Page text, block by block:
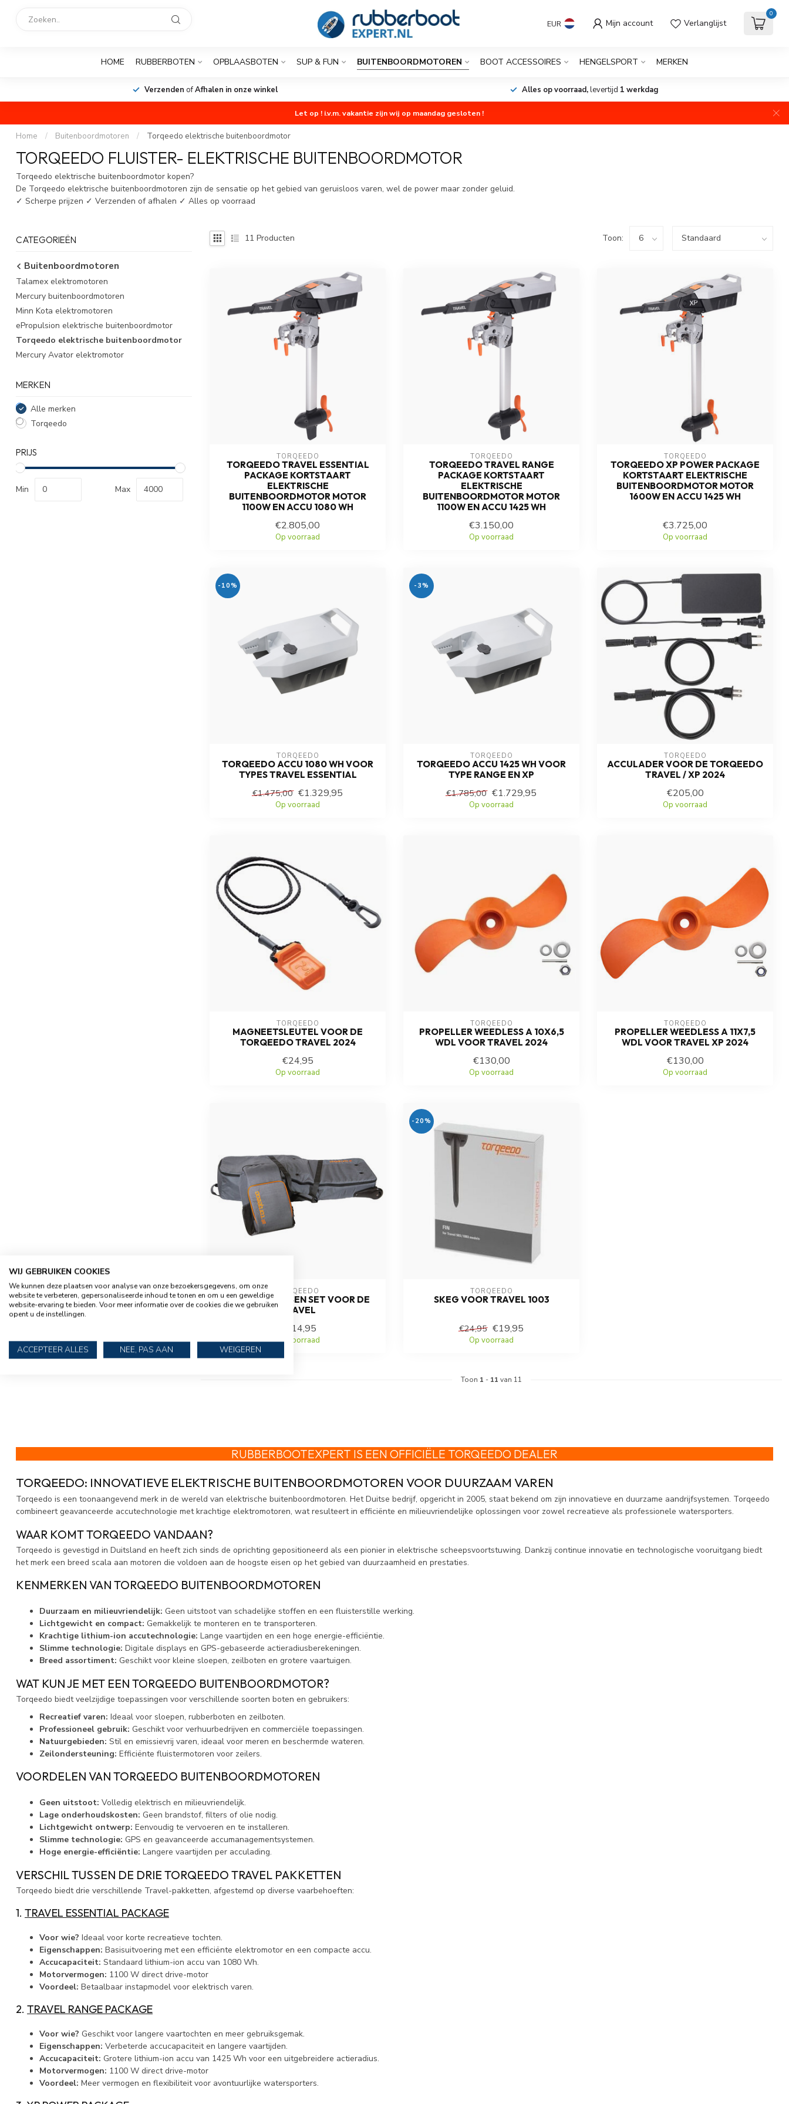
EUR Mijn account Verlanglijst
0
HOME RUBBERBOTEN OPBLAASBOTEN SUP & FUN BUITENBOORDMOTOREN BOOT ACCESSOIRES HENGELSPORT MERKEN
Verzenden ofAfhalen in onze winkel Alles op voorraad,levertijd 1 werkdag
Let op ! i.v.m. vakantie zijn wij op maandag gesloten !
Home / Buitenboordmotoren / Torqeedo elektrische buitenboordmotor
TORQEEDO FLUISTER- ELEKTRISCHE BUITENBOORDMOTOR
Torqeedo elektrische buitenboordmotor kopen?
De Torqeedo elektrische buitenboordmotoren zijn de sensatie op het gebied van geruisloos varen, wel de power maar zonder geluid.
✓ Scherpe prijzen ✓ Verzenden of afhalen ✓ Alles op voorraad
CATEGORIEËN
Buitenboordmotoren
Talamex elektromotoren
Mercury buitenboordmotoren
Minn Kota elektromotoren
ePropulsion elektrische buitenboordmotor
Torqeedo elektrische buitenboordmotor
Mercury Avator elektromotor
MERKEN
Alle merken
Torqeedo
PRIJS
Min Max
11 Producten Toon:
TORQEEDO
TORQEEDO TRAVEL ESSENTIAL
PACKAGE KORTSTAART
ELEKTRISCHE
BUITENBOORDMOTOR MOTOR
1100W EN ACCU 1080 WH
€2.805,00
Op voorraad
TORQEEDO
TORQEEDO TRAVEL RANGE
PACKAGE KORTSTAART
ELEKTRISCHE
BUITENBOORDMOTOR MOTOR
1100W EN ACCU 1425 WH
€3.150,00
Op voorraad
TORQEEDO
TORQEEDO XP POWER PACKAGE
KORTSTAART ELEKTRISCHE
BUITENBOORDMOTOR MOTOR
1600W EN ACCU 1425 WH
€3.725,00
Op voorraad
-10%
TORQEEDO
TORQEEDO ACCU 1080 WH VOOR
TYPES TRAVEL ESSENTIAL
€1.475,00 €1.329,95
Op voorraad
-3%
TORQEEDO
TORQEEDO ACCU 1425 WH VOOR
TYPE RANGE EN XP
€1.785,00 €1.729,95
Op voorraad
TORQEEDO
ACCULADER VOOR DE TORQEEDO
TRAVEL / XP 2024
€205,00
Op voorraad
TORQEEDO
MAGNEETSLEUTEL VOOR DE
TORQEEDO TRAVEL 2024
€24,95
Op voorraad
TORQEEDO
PROPELLER WEEDLESS A 10X6,5
WDL VOOR TRAVEL 2024
€130,00
Op voorraad
TORQEEDO
PROPELLER WEEDLESS A 11X7,5
WDL VOOR TRAVEL XP 2024
€130,00
Op voorraad
TORQEEDO
2-DELIGE TASSEN SET VOOR DE
TRAVEL
€314,95
Op voorraad
-20%
TORQEEDO
SKEG VOOR TRAVEL 1003
€24,95 €19,95
Op voorraad
Toon 1 - 11 van 11
RUBBERBOOTEXPERT IS EEN OFFICIËLE TORQEEDO DEALER
TORQEEDO: INNOVATIEVE ELEKTRISCHE BUITENBOORDMOTOREN VOOR DUURZAAM VAREN
Torqeedo is een toonaangevend merk in de wereld van elektrische buitenboordmotoren. Het Duitse bedrijf, opgericht in 2005, staat bekend om zijn innovatieve en duurzame aandrijfsystemen. Torqeedo
combineert geavanceerde accutechnologie met krachtige elektromotoren, wat resulteert in efficiënte en milieuvriendelijke oplossingen voor zowel recreatieve als professionele watersporters.
WAAR KOMT TORQEEDO VANDAAN?
Torqeedo is gevestigd in Duitsland en heeft zich sinds de oprichting gepositioneerd als een pionier in elektrische scheepsvoortstuwing. Dankzij continue innovatie en technologische vooruitgang biedt
het merk een breed scala aan motoren die voldoen aan de hoogste eisen op het gebied van duurzaamheid en prestaties.
KENMERKEN VAN TORQEEDO BUITENBOORDMOTOREN
Duurzaam en milieuvriendelijk: Geen uitstoot van schadelijke stoffen en een fluisterstille werking.
Lichtgewicht en compact: Gemakkelijk te monteren en te transporteren.
Krachtige lithium-ion accutechnologie: Lange vaartijden en een hoge energie-efficiëntie.
Slimme technologie: Digitale displays en GPS-gebaseerde actieradiusberekeningen.
Breed assortiment: Geschikt voor kleine sloepen, zeilboten en grotere vaartuigen.
WAT KUN JE MET EEN TORQEEDO BUITENBOORDMOTOR?
Torqeedo biedt veelzijdige toepassingen voor verschillende soorten boten en gebruikers:
Recreatief varen: Ideaal voor sloepen, rubberboten en zeilboten.
Professioneel gebruik: Geschikt voor verhuurbedrijven en commerciële toepassingen.
Natuurgebieden: Stil en emissievrij varen, ideaal voor meren en beschermde wateren.
Zeilondersteuning: Efficiënte fluistermotoren voor zeilers.
VOORDELEN VAN TORQEEDO BUITENBOORDMOTOREN
Geen uitstoot: Volledig elektrisch en milieuvriendelijk.
Lage onderhoudskosten: Geen brandstof, filters of olie nodig.
Lichtgewicht ontwerp: Eenvoudig te vervoeren en te installeren.
Slimme technologie: GPS en geavanceerde accumanagementsystemen.
Hoge energie-efficiëntie: Langere vaartijden per acculading.
VERSCHIL TUSSEN DE DRIE TORQEEDO TRAVEL PAKKETTEN
Torqeedo biedt drie verschillende Travel-pakketten, afgestemd op diverse vaarbehoeften:
1. TRAVEL ESSENTIAL PACKAGE
Voor wie? Ideaal voor korte recreatieve tochten.
Eigenschappen: Basisuitvoering met een efficiënte elektromotor en een compacte accu.
Accucapaciteit: Standaard lithium-ion accu van 1080 Wh.
Motorvermogen: 1100 W direct drive-motor
Voordeel: Betaalbaar instapmodel voor elektrisch varen.
2. TRAVEL RANGE PACKAGE
Voor wie? Geschikt voor langere vaartochten en meer gebruiksgemak.
Eigenschappen: Verbeterde accucapaciteit en langere vaartijden.
Accucapaciteit: Grotere lithium-ion accu van 1425 Wh voor een uitgebreidere actieradius.
Motorvermogen: 1100 W direct drive-motor
Voordeel: Meer vermogen en flexibiliteit voor avontuurlijke watersporters.
WIJ GEBRUIKEN COOKIES
We kunnen deze plaatsen voor analyse van onze bezoekersgegevens, om onze
website te verbeteren, gepersonaliseerde inhoud te tonen en om u een geweldige
website-ervaring te bieden. Voor meer informatie over de cookies die we gebruiken
opent u de instellingen.
ACCEPTEER ALLES NEE, PAS AAN WEIGEREN